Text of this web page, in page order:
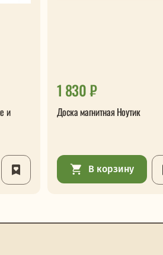
и
1 830 ₽
Доска магнитная Ноутик
В корзину